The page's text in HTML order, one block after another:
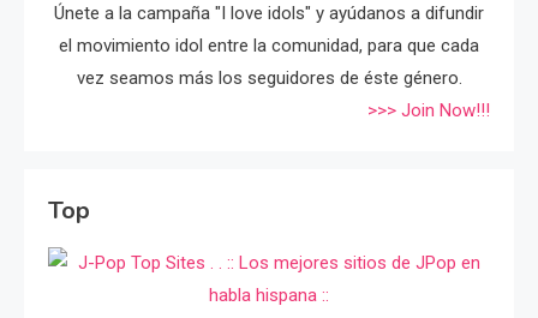
Únete a la campaña "I love idols" y ayúdanos a difundir
el movimiento idol entre la comunidad, para que cada
vez seamos más los seguidores de éste género.
>>> Join Now!!!
Top